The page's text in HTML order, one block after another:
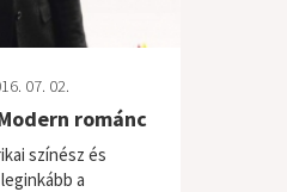
07. 02.
románc
színész és
a